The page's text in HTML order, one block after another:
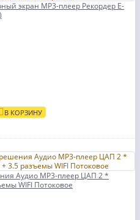
экран MP3-плеер Рекордер E-
В КОРЗИНУ
Аудио MP3-плеер ЦАП 2 *
WIFI Потоковое